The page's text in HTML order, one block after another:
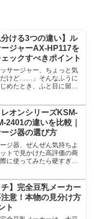
分ける3つの違い】ル
ジャーAX-HP117を
ックすべきポイント
ッサージャー、ちょっと気
だけど……」そんなふうに
めたとき、ふと目に留ま
て本物なの？」と、モヤ
も多いので...
オンシリーズKSM-
2401の違いを比較｜
ジ器の選び方
ジ器、ぜんぜん気持ちよ
トで見かけた高評価の商
に使ってみたら硬すぎた
いかもしれません。電動マ
、数値や機能...
チ】完全豆乳メーカー
意！本物の見分け方
ト